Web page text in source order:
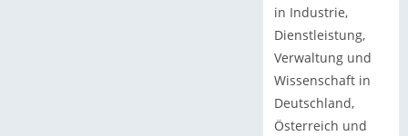
in Industrie,
Dienstleistung,
Verwaltung und
Wissenschaft in
Deutschland,
Österreich und